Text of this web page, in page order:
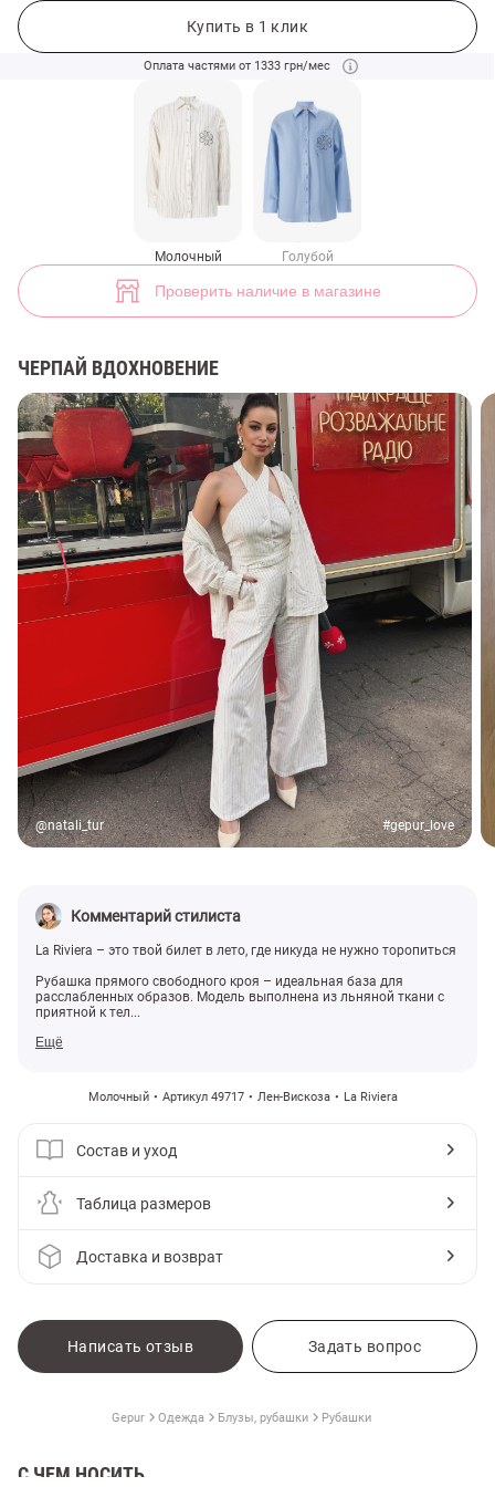
Купить в 1 клик
Оплата частями от 1333 грн/мес
Молочный Голубой
Проверить наличие в магазине
ЧЕРПАЙ ВДОХНОВЕНИЕ
@natali_tur #gepur_love
Комментарий стилиста
La Riviera – это твой билет в лето, где никуда не нужно торопиться
Рубашка прямого свободного кроя – идеальная база для
расслабленных образов. Модель выполнена из льняной ткани с
приятной к тел...
Ещё
Молочный Артикул 49717 Лен-Вискоза La Riviera
Состав и уход
Таблица размеров
Доставка и возврат
Написать отзыв Задать вопрос
Gepur Одежда Блузы, рубашки Рубашки
С ЧЕМ НОСИТЬ
Молочная льняная рубашка свободного кроя с лого (арт. 49717) ♡